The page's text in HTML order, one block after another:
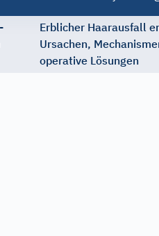
Erblicher Haarausfall
Ursachen,
operative Lösungen